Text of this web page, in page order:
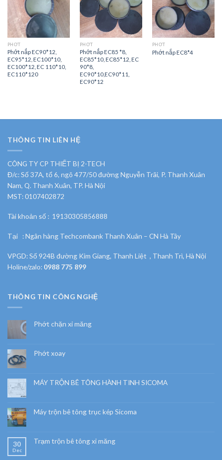
PHỚT
Phớt nắp EC90*12,
EC95*12, EC100*10,
EC100*12, EC 110*10,
EC110*120
PHỚT
Phớt nắp EC85 *8,
EC85*10, EC85*12, EC
90*8,
EC90*10,EC90*11,
EC90*12
PHỚT
Phớt nắp EC8*4
THÔNG TIN LIÊN HỆ
CÔNG TY CP THIẾT BỊ 2-TECH
Đ/c: Số 37A, tổ 6, ngõ 477/50 đường Nguyễn Trãi, P. Thanh Xuân
Nam, Q. Thanh Xuân, TP. Hà Nội
MST: 0107402872
Tài khoản số : 19130305856888
Tại : Ngân hàng Techcombank Thanh Xuân – CN Hà Tây
VPGD: Số 924B đường Kim Giang, Thanh Liệt , Thanh Trì, Hà Nội
Holine/zalo: 0988 775 899
THÔNG TIN CÔNG NGHỆ
Phớt chặn xi măng
Phớt xoay
MÁY TRỘN BÊ TÔNG HÀNH TINH SICOMA
Máy trộn bê tông trục kép Sicoma
30
Dec
Trạm trộn bê tông xi măng